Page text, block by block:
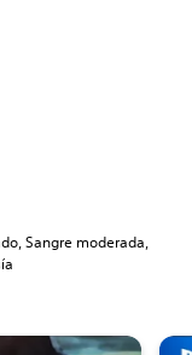
Sangre moderada,